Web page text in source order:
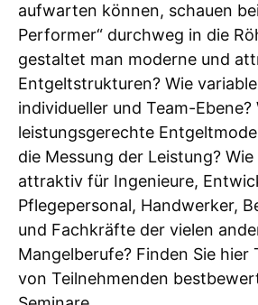
aufwarten können, schauen
Performer“ durchweg in die
gestaltet man moderne und
Entgeltstrukturen? Wie
individueller und Team-Ebene?
leistungsgerechte
die Messung der Leistung?
attraktiv für Ingenieure,
Pflegepersonal, Handwerker,
und Fachkräfte der vielen
Mangelberufe? Finden Sie hier
von Teilnehmenden